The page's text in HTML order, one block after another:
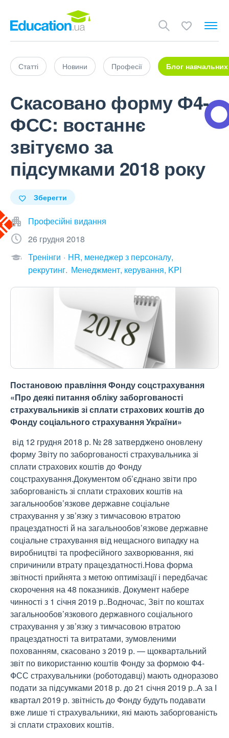
Статті Новини Професії Блог навчальних
Скасовано форму Ф4-
ФСС: востаннє
звітуємо за
підсумками 2018 року
Зберегти
Професійні видання
26 грудня 2018
Тренінги
HR, менеджер з персоналу,
рекрутинг Менеджмент, керування, KPI
Постановою правління Фонду соцстрахування
«Про деякі питання обліку заборгованості
страхувальників зі сплати страхових коштів до
Фонду соціального страхування України»
від 12 грудня 2018 р. № 28 затверджено оновлену
форму Звіту по заборгованості страхувальника зі
сплати страхових коштів до Фонду
соцстрахування.Документом об’єднано звіти про
заборгованість зі сплати страхових коштів на
загальнообов’язкове державне соціальне
страхування у зв’язку з тимчасовою втратою
працездатності й на загальнообов’язкове державне
соціальне страхування від нещасного випадку на
виробництві та професійного захворювання, які
спричинили втрату працездатності.Нова форма
звітності прийнята з метою оптимізації і передбачає
скорочення на 48 показників. Документ набере
чинності з 1 січня 2019 р..Водночас, Звіт по коштах
загальнообов’язкового державного соціального
страхування у зв’язку з тимчасовою втратою
працездатності та витратами, зумовленими
похованням, скасовано з 2019 р. — щоквартальний
звіт по використанню коштів Фонду за формою Ф4-
ФСС страхувальники (роботодавці) мають одноразово
подати за підсумками 2018 р. до 21 січня 2019 р..А за І
квартал 2019 р. звітність до Фонду будуть подавати
вже лише ті страхувальники, які мають заборгованість
зі сплати страхових коштів.